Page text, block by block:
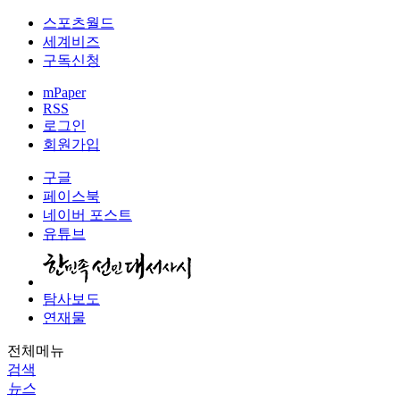
스포츠월드
세계비즈
구독신청
mPaper
RSS
로그인
회원가입
구글
페이스북
네이버 포스트
유튜브
탐사보도
연재물
전체메뉴
검색
뉴스